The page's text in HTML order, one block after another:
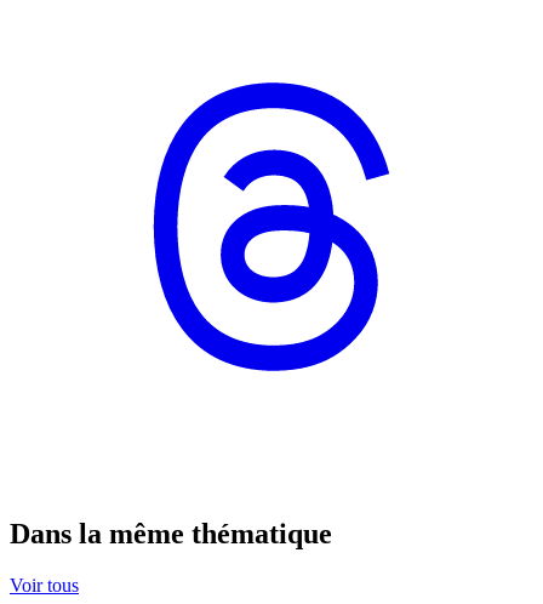
Dans la même thématique
Voir tous